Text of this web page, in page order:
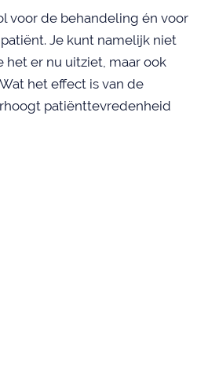
voor de behandeling én voor
Je kunt namelijk niet
het er nu uitziet, maar ook
het effect is van de
patiënttevredenheid